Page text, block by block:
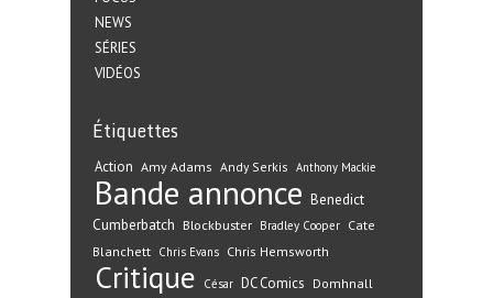
NEWS
SÉRIES
VIDÉOS
Étiquettes
Action Amy Adams Andy Serkis Anthony Mackie
Bande annonce Benedict
Cumberbatch Blockbuster Bradley Cooper Cate
Blanchett Chris Evans Chris Hemsworth
Critique César DC Comics Domhnall